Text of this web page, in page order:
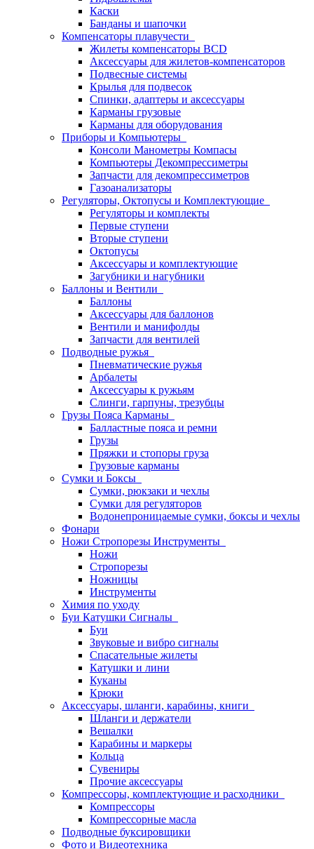
Каски
Банданы и шапочки
Компенсаторы плавучести
Жилеты компенсаторы BCD
Аксессуары для жилетов-компенсаторов
Подвесные системы
Крылья для подвесок
Спинки, адаптеры и аксессуары
Карманы грузовые
Карманы для оборудования
Приборы и Компьютеры
Консоли Манометры Компасы
Компьютеры Декомпрессиметры
Запчасти для декомпрессиметров
Газоанализаторы
Регуляторы, Октопусы и Комплектующие
Регуляторы и комплекты
Первые ступени
Вторые ступени
Октопусы
Аксессуары и комплектующие
Загубники и нагубники
Баллоны и Вентили
Баллоны
Аксессуары для баллонов
Вентили и манифолды
Запчасти для вентилей
Подводные ружья
Пневматические ружья
Арбалеты
Аксессуары к ружьям
Слинги, гарпуны, трезубцы
Грузы Пояса Карманы
Балластные пояса и ремни
Грузы
Пряжки и стопоры груза
Грузовые карманы
Сумки и Боксы
Сумки, рюкзаки и чехлы
Сумки для регуляторов
Водонепроницаемые сумки, боксы и чехлы
Фонари
Ножи Стропорезы Инструменты
Ножи
Стропорезы
Ножницы
Инструменты
Химия по уходу
Буи Катушки Сигналы
Буи
Звуковые и вибро сигналы
Спасательные жилеты
Катушки и лини
Куканы
Крюки
Аксессуары, шланги, карабины, книги
Шланги и держатели
Вешалки
Карабины и маркеры
Кольца
Сувениры
Прочие аксессуары
Компрессоры, комплектующие и расходники
Компрессоры
Компрессорные масла
Подводные буксировщики
Фото и Видеотехника